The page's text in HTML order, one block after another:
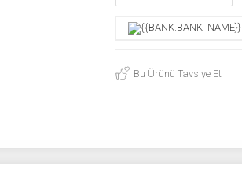
Bu Ürünü Tavsiye Et